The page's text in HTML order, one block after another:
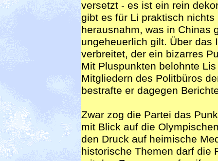
versetzt - es ist ein rein
gibt es für Li praktisch
herausnahm, was in Chinas
ungeheuerlich gilt. Über das
verbreitet, der ein bizarres
Mit Pluspunkten belohnte
Mitgliedern des Politbüros
bestrafte er dagegen
Zwar zog die Partei das
mit Blick auf die
den Druck auf heimische
historische Themen darf die